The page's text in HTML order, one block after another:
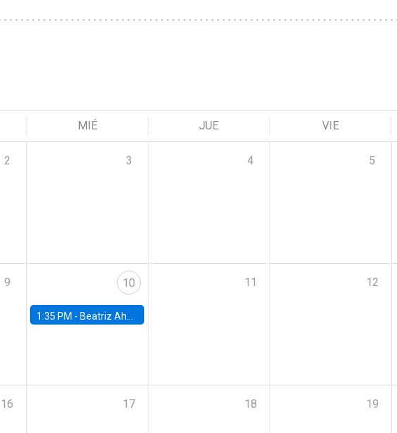
MIÉ JUE VIE
2 3 4 5
9 10
1:35 PM - Beatriz Ahumada, PhD candidate, Universidad de Pittsburgh
11 12
16 17 18 19